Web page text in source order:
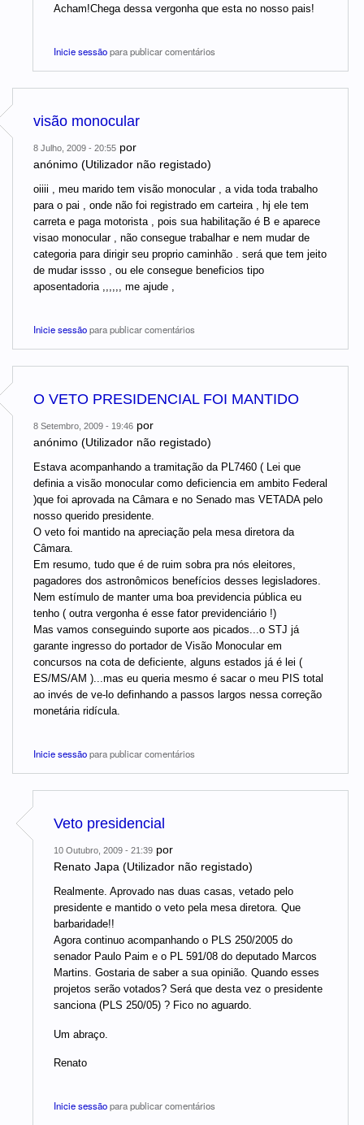
Acham!Chega dessa vergonha que esta no nosso pais!
Inicie sessãopara publicar comentários
visão monocular
8 Julho, 2009 - 20:55 por
anónimo (Utilizador não registado)
oiiii , meu marido tem visão monocular , a vida toda trabalho
para o pai , onde não foi registrado em carteira , hj ele tem
carreta e paga motorista , pois sua habilitação é B e aparece
visao monocular , não consegue trabalhar e nem mudar de
categoria para dirigir seu proprio caminhão . será que tem jeito
de mudar issso , ou ele consegue beneficios tipo
aposentadoria ,,,,,, me ajude ,
Inicie sessãopara publicar comentários
O VETO PRESIDENCIAL FOI MANTIDO
8 Setembro, 2009 - 19:46 por
anónimo (Utilizador não registado)
Estava acompanhando a tramitação da PL7460 ( Lei que
definia a visão monocular como deficiencia em ambito Federal
)que foi aprovada na Câmara e no Senado mas VETADA pelo
nosso querido presidente.
O veto foi mantido na apreciação pela mesa diretora da
Câmara.
Em resumo, tudo que é de ruim sobra pra nós eleitores,
pagadores dos astronômicos benefícios desses legisladores.
Nem estímulo de manter uma boa previdencia pública eu
tenho ( outra vergonha é esse fator previdenciário !)
Mas vamos conseguindo suporte aos picados...o STJ já
garante ingresso do portador de Visão Monocular em
concursos na cota de deficiente, alguns estados já é lei (
ES/MS/AM )...mas eu queria mesmo é sacar o meu PIS total
ao invés de ve-lo definhando a passos largos nessa correção
monetária ridícula.
Inicie sessãopara publicar comentários
Veto presidencial
10 Outubro, 2009 - 21:39 por
Renato Japa (Utilizador não registado)
Realmente. Aprovado nas duas casas, vetado pelo
presidente e mantido o veto pela mesa diretora. Que
barbaridade!!
Agora continuo acompanhando o PLS 250/2005 do
senador Paulo Paim e o PL 591/08 do deputado Marcos
Martins. Gostaria de saber a sua opinião. Quando esses
projetos serão votados? Será que desta vez o presidente
sanciona (PLS 250/05) ? Fico no aguardo.
Um abraço.
Renato
Inicie sessãopara publicar comentários